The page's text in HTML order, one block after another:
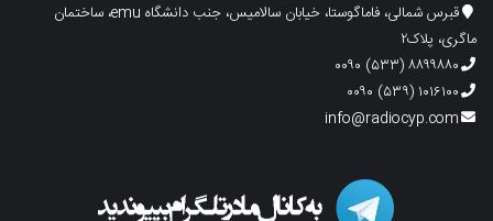
قبرس شمالی، فاماگوستا، خیابان سالامیس، جنب دانشگاه emu، ساختمان
ماگری، پلاک۲
۸۸۹۹۸۸۰ (۵۳۳) ۰۰۹۰
۱۰۱۶۱۰۰ (۵۳۹) ۰۰۹۰
info@radiocyp.com